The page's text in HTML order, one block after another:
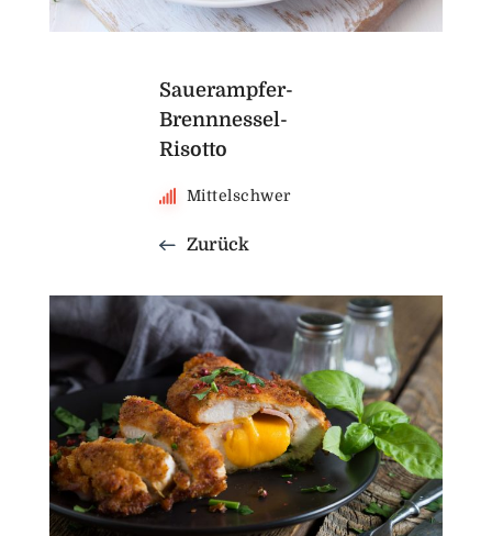
Sauerampfer-
Brennnessel-
Risotto
Mittelschwer
Zurück